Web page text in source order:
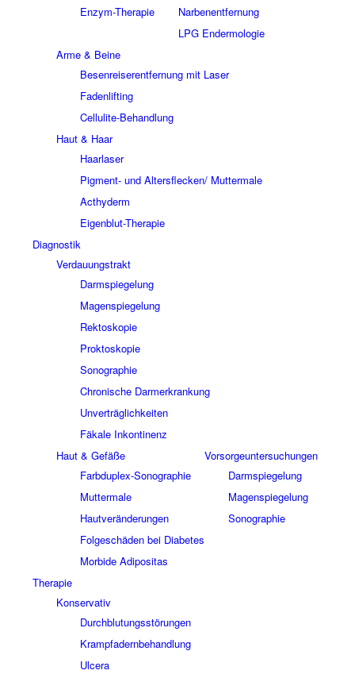
Enzym-Therapie
Narbenentfernung
LPG Endermologie
Arme & Beine
Besenreiserentfernung mit Laser
Fadenlifting
Cellulite-Behandlung
Haut & Haar
Haarlaser
Pigment- und Altersflecken/ Muttermale
Acthyderm
Eigenblut-Therapie
Diagnostik
Verdauungstrakt
Darmspiegelung
Magenspiegelung
Rektoskopie
Proktoskopie
Sonographie
Chronische Darmerkrankung
Unverträglichkeiten
Fäkale Inkontinenz
Haut & Gefäße
Farbduplex-Sonographie
Muttermale
Hautveränderungen
Folgeschäden bei Diabetes
Morbide Adipositas
Vorsorgeuntersuchungen
Darmspiegelung
Magenspiegelung
Sonographie
Therapie
Konservativ
Durchblutungsstörungen
Krampfadernbehandlung
Ulcera